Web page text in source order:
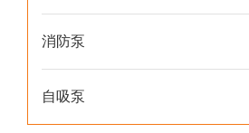
消防泵
自吸泵